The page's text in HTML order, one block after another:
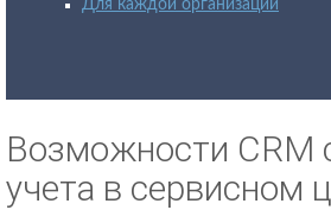
Для каждой организации
Возможности CRM
учета в сервисном